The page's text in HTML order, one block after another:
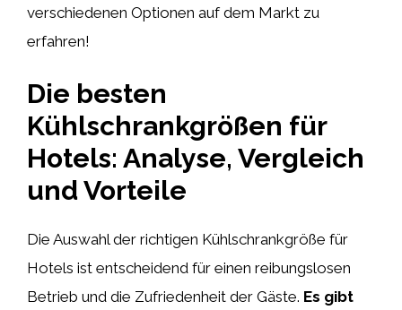
verschiedenen Optionen auf dem Markt zu
erfahren!
Die besten
Kühlschrankgrößen für
Hotels: Analyse, Vergleich
und Vorteile
Die Auswahl der richtigen Kühlschrankgröße für
Hotels ist entscheidend für einen reibungslosen
Betrieb und die Zufriedenheit der Gäste. Es gibt